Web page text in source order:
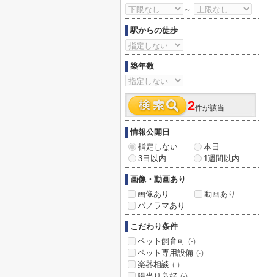
～
駅からの徒歩
築年数
2件が該当
情報公開日
指定しない
本日
3日以内
1週間以内
画像・動画あり
画像あり
動画あり
パノラマあり
こだわり条件
ペット飼育可 (-)
ペット専用設備 (-)
楽器相談 (-)